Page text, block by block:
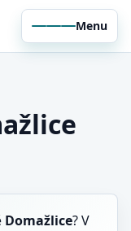
Menu
Domažlice? V